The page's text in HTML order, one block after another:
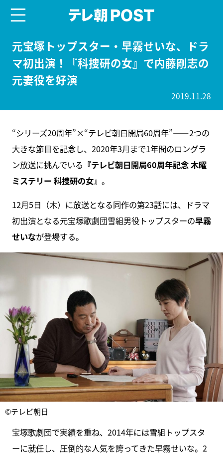
元宝塚トップスター・早霧せいな、ドラ
マ初出演！『科捜研の女』で内藤剛志の
元妻役を好演
2019.11.28
“シリーズ20周年”×“テレビ朝日開局60周年”――2つの
大きな節目を記念し、2020年3月まで1年間のロングラ
ン放送に挑んでいる 『テレビ朝日開局60周年記念 木曜
ミステリー 科捜研の女』 。
12月5日（木）に放送となる同作の第23話には、ドラマ
初出演となる元宝塚歌劇団雪組男役トップスターの早霧
せいなが登場する。
©テレビ朝日
宝塚歌劇団で実績を重ね、2014年には雪組トップスタ
ーに就任し、圧倒的な人気を誇ってきた早霧せいな。2